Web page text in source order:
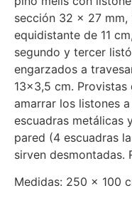
sección 32 x 27 mm,
equidistante de 11
segundo y tercer
engarzados a
13×3,5 cm.
amarrar los listones
escuadras metálicas
pared (4 escuadras
sirven desmontadas.
Medidas: 250 x 100